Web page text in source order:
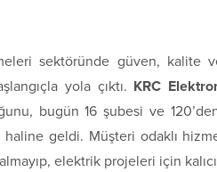
sektöründe güven, kalite
yola çıktı. KRC
bugün 16 şubesi ve
geldi. Müşteri odaklı
elektrik projeleri için